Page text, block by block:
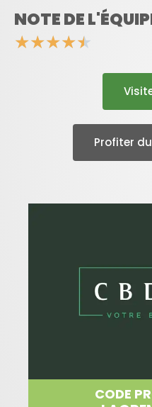
NOTE DE
★★★★★
Profiter
CODE